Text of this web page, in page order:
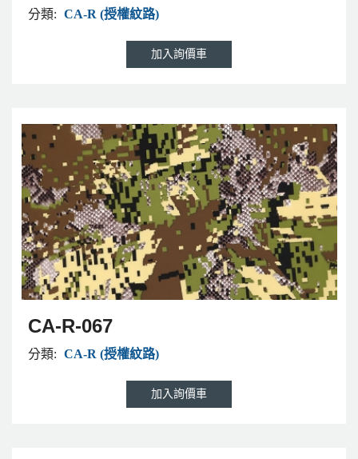
分類: CA-R (授權紋路)
CA-R-067
分類: CA-R (授權紋路)